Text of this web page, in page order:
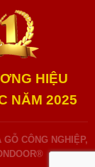
HIỆU
NĂM 2025
CÔNG NGHIỆP,